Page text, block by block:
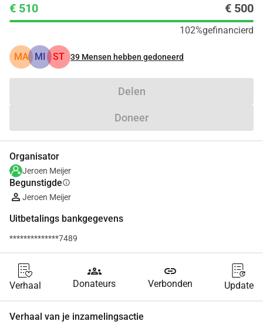
€ 510 € 500
102%gefinancierd
MA MI ST 39 Mensen hebben gedoneerd
Delen
Doneer
Organisator
Jeroen Meijer
Begunstigdeinfo
Jeroen Meijer
Uitbetalings bankgegevens
**************7489
Verhaal
groups
Donateurs
link
Verbonden Update
Verhaal van je inzamelingsactie